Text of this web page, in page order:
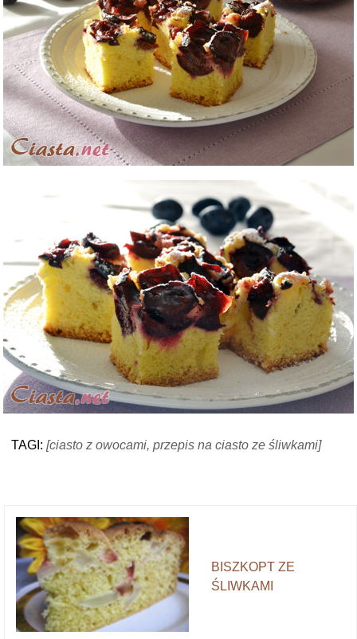
TAGI: [ciasto z owocami, przepis na ciasto ze śliwkami]
BISZKOPT ZE
ŚLIWKAMI